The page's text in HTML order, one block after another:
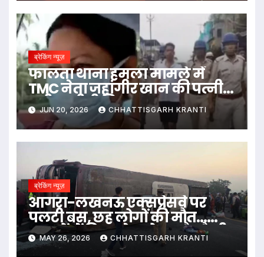
ब्रेकिंग न्यूज़
फालता थाना हमला मामले में
TMC नेता जहांगीर खान की पत्नी
सरीना बीबी गिरफ्तार, अब तक 27
गिरफ्तार
JUN 20, 2026 CHHATTISGARH KRANTI
ब्रेकिंग न्यूज़
आगरा-लखनऊ एक्सप्रेसवे पर
पलटी बस, छह लोगों की मौत…
मृतकों में बिहार के दरोगा और कैदी
भी शामिल
MAY 26, 2026 CHHATTISGARH KRANTI